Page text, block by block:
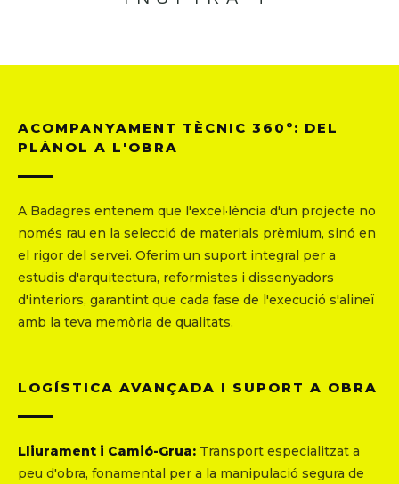
ACOMPANYAMENT TÈCNIC 360º: DEL
PLÀNOL A L'OBRA
A Badagres entenem que l'excel·lència d'un projecte no
només rau en la selecció de materials prèmium, sinó en
el rigor del servei. Oferim un suport integral per a
estudis d'arquitectura, reformistes i dissenyadors
d'interiors, garantint que cada fase de l'execució s'alineï
amb la teva memòria de qualitats.
LOGÍSTICA AVANÇADA I SUPORT A OBRA
Lliurament i Camió-Grua: Transport especialitzat a
peu d'obra, fonamental per a la manipulació segura de